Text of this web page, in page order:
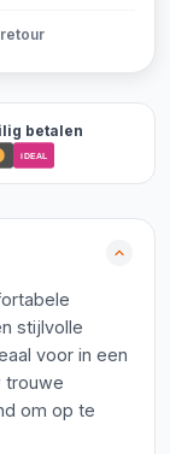
betalen
iDEAL
stijlvolle
voor in een
trouwe
om op te